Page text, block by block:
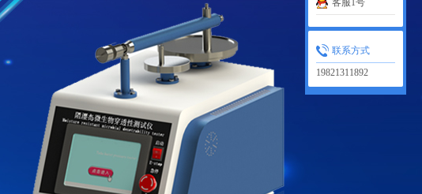
联系方式
19821311892